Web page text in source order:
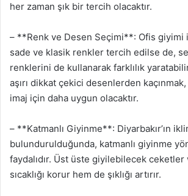
her zaman şık bir tercih olacaktır.
– **Renk ve Desen Seçimi**: Ofis giyimi
sade ve klasik renkler tercih edilse de,
renklerini de kullanarak farklılık
aşırı dikkat çekici desenlerden
imaj için daha uygun olacaktır.
– **Katmanlı Giyinme**: Diyarbakır’ın
bulundurulduğunda, katmanlı giyinme
faydalıdır. Üst üste giyilebilecek ceketler
sıcaklığı korur hem de şıklığı artırır.